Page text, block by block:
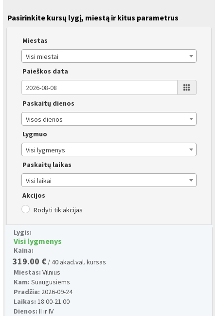
Pasirinkite kursų lygį, miestą ir kitus parametrus
Miestas
Visi miestai
Paieškos data
Paskaitų dienos
Visos dienos
Lygmuo
Visi lygmenys
Paskaitų laikas
Visi laikai
Akcijos
Rodyti tik akcijas
Lygis:
Visi lygmenys
Kaina:
319.00 € / 40 akad.val. kursas
Miestas: Vilnius
Kam: Suaugusiems
Pradžia: 2026-09-24
Laikas: 18:00-21:00
Dienos: II ir IV